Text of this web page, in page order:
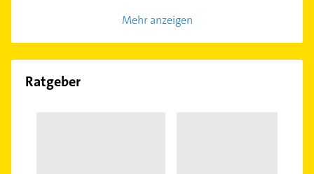
Mehr anzeigen
Ratgeber